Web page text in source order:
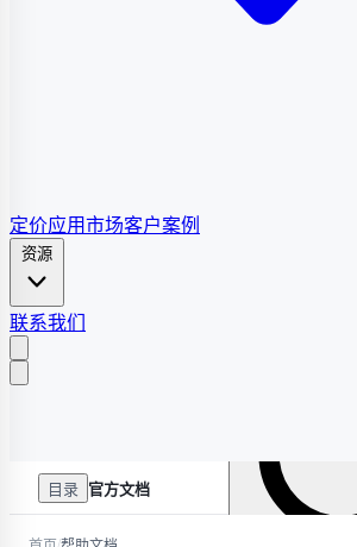
定价应用市场客户案例
联系我们
目录 官方文档